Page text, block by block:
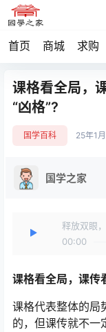
首页 商城 求购
课格看全局，
“凶格”?
国学百科 25年1
国学之家
释放双眼
00:00
课格看全局，课传
课格代表整体的局
的，但课传就不一